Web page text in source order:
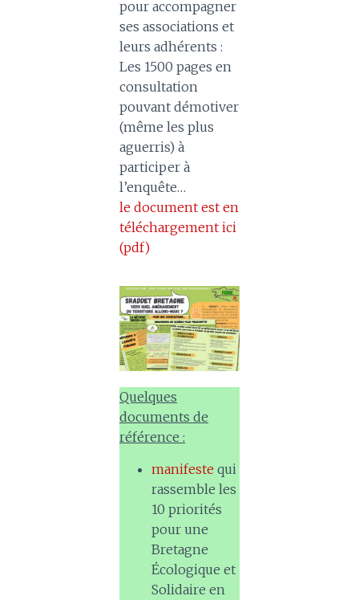
pour accompagner
ses associations et
leurs adhérents :
Les 1500 pages en
consultation
pouvant démotiver
(même les plus
aguerris) à
participer à
l’enquête…
le document est en
téléchargement ici
(pdf)
Quelques
documents de
référence :
manifeste qui
rassemble les
10 priorités
pour une
Bretagne
Écologique et
Solidaire en